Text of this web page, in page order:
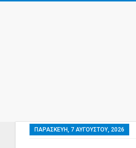
ΠΑΡΑΣΚΕΥΉ, 7 ΑΥΓΟΎΣΤΟΥ, 2026